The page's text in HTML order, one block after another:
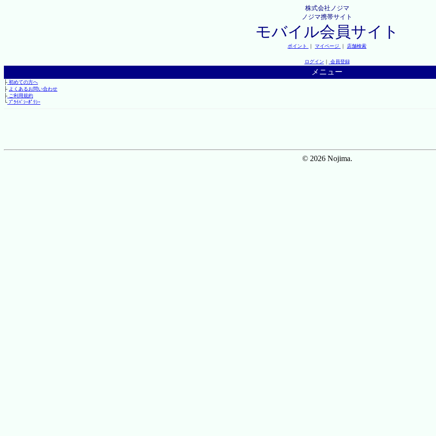
株式会社ノジマ
ノジマ携帯サイト
モバイル会員サイト
ポイント ｜ マイページ ｜ 店舗検索
ログイン ｜ 会員登録
メニュー
├初めての方へ
├ よくあるお問い合わせ
├ご利用規約
└ﾌﾟﾗｲﾊﾞｼｰﾎﾟﾘｼｰ
© 2026 Nojima.